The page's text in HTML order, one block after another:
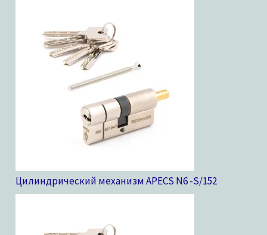
Цилиндрический механизм APECS N6 -S/152